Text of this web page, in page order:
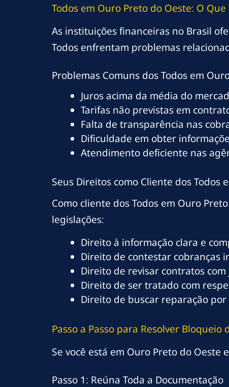
Todos em Ouro Preto do Oeste: O Que
As instituições financeiras no Brasil
Todos enfrentam problemas
Problemas Comuns dos Todos em
Juros acima da média do
Tarifas não previstas em
Falta de transparência nas
Dificuldade em obter
Atendimento deficiente nas
Seus Direitos como Cliente dos Todos
Como cliente dos Todos em Ouro
legislações:
Direito à informação clara e
Direito de contestar cobranças
Direito de revisar contratos
Direito de ser tratado com
Direito de buscar reparação
Passo a Passo para Resolver Bloqueio
Se você está em Ouro Preto do
Passo 1: Reúna Toda a Documentação